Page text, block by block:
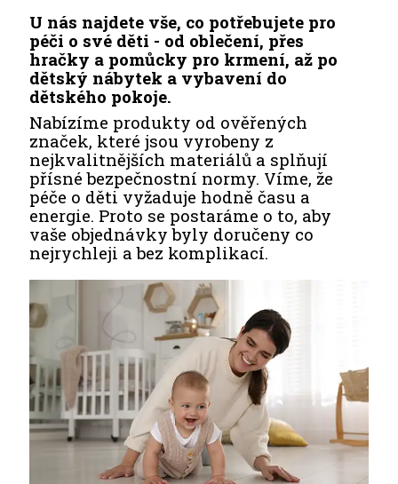
U nás najdete vše, co potřebujete pro
péči o své děti - od oblečení, přes
hračky a pomůcky pro krmení, až po
dětský nábytek a vybavení do
dětského pokoje.
Nabízíme produkty od ověřených
značek, které jsou vyrobeny z
nejkvalitnějších materiálů a splňují
přísné bezpečnostní normy. Víme, že
péče o děti vyžaduje hodně času a
energie. Proto se postaráme o to, aby
vaše objednávky byly doručeny co
nejrychleji a bez komplikací.